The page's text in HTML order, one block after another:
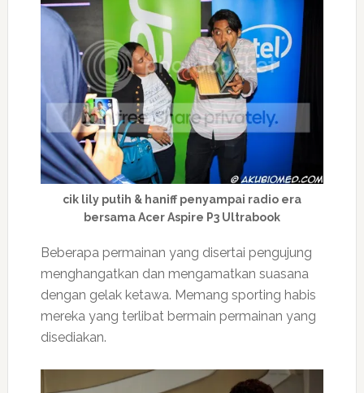
cik lily putih & haniff penyampai radio era
bersama Acer Aspire P3 Ultrabook
Beberapa permainan yang disertai pengujung
menghangatkan dan mengamatkan suasana
dengan gelak ketawa. Memang sporting habis
mereka yang terlibat bermain permainan yang
disediakan.